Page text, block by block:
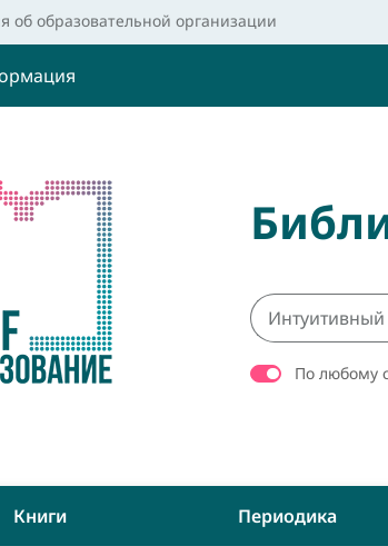
об образовательной организации
По любому
Книги Периодика